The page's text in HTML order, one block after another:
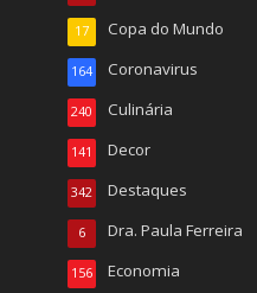
Copa do Mundo
17
Coronavirus
164
Culinária
240
Decor
141
Destaques
342
Dra. Paula Ferreira
6
Economia
156